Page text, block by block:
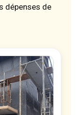
dépenses de